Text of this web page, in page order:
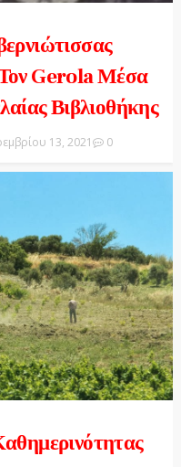
Gerola Μέσα
Βιβλιοθήκης
13, 2021 0